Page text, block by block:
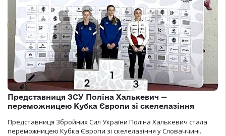
Представниця ЗСУ Поліна Халькевич —
переможницею Кубка Європи зі скелелазіння
Представниця Збройних Сил України Поліна Халькевич стала
переможницею Кубка Європи зі скелелазіння у Словаччині.